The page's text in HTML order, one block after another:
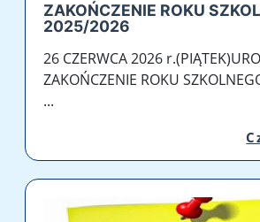
ZAKOŃCZENIE ROKU
2025/2026
26 CZERWCA 2026
ZAKOŃCZENIE ROKU
...